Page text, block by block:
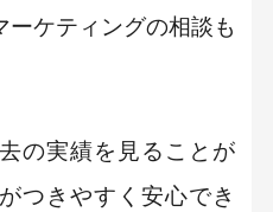
ケティングの相談も
の実績を見ることが
つきやすく安心でき